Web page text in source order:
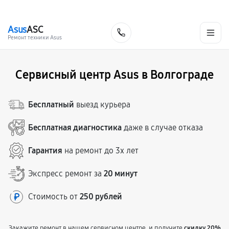
AsusASC
Ремонт техники Asus
Сервисный центр Asus в Волгограде
Бесплатный выезд курьера
Бесплатная диагностика даже в случае отказа
Гарантия на ремонт до 3х лет
Экспресс ремонт за 20 минут
Стоимость от 250 рублей